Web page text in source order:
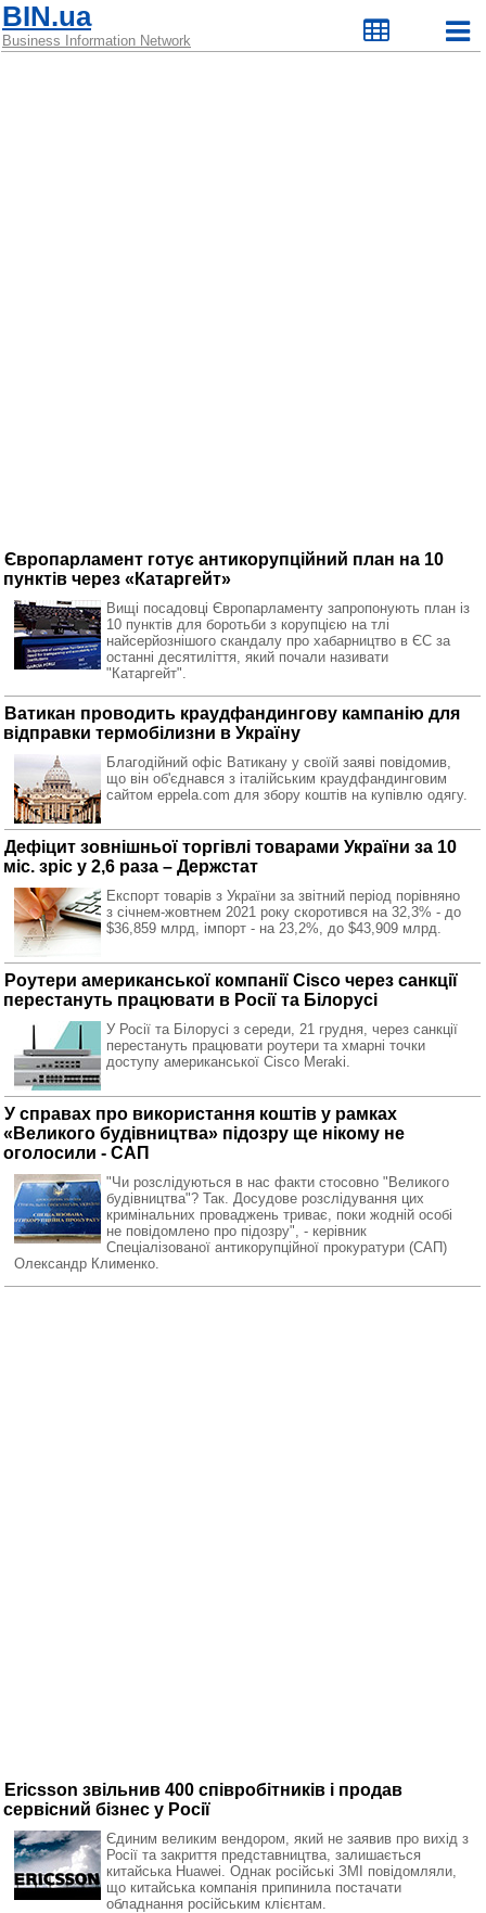
BIN.ua
Business Information Network
Європарламент готує антикорупційний план на 10
пунктів через «Катаргейт»
Вищі посадовці Європарламенту запропонують план із
10 пунктів для боротьби з корупцією на тлі
найсерйознішого скандалу про хабарництво в ЄС за
останні десятиліття, який почали називати
"Катаргейт".
Ватикан проводить краудфандингову кампанію для
відправки термобілизни в Україну
Благодійний офіс Ватикану у своїй заяві повідомив,
що він об'єднався з італійським краудфандинговим
сайтом eppela.com для збору коштів на купівлю одягу.
Дефіцит зовнішньої торгівлі товарами України за 10
міс. зріс у 2,6 раза – Держстат
Eкспорт товарів з України за звітний період порівняно
з січнем-жовтнем 2021 року скоротився на 32,3% - до
$36,859 млрд, імпорт - на 23,2%, до $43,909 млрд.
Роутери американської компанії Cisco через санкції
перестануть працювати в Росії та Білорусі
У Росії та Білорусі з середи, 21 грудня, через санкції
перестануть працювати роутери та хмарні точки
доступу американської Cisco Meraki.
У справах про використання коштів у рамках
«Великого будівництва» підозру ще нікому не
оголосили - САП
"Чи розслідуються в нас факти стосовно "Великого
будівництва"? Так. Досудове розслідування цих
кримінальних проваджень триває, поки жодній особі
не повідомлено про підозру", - керівник
Спеціалізованої антикорупційної прокуратури (САП)
Олександр Клименко.
Ericsson звільнив 400 співробітників і продав
сервісний бізнес у Росії
Єдиним великим вендором, який не заявив про вихід з
Росії та закриття представництва, залишається
китайська Huawei. Однак російські ЗМІ повідомляли,
що китайська компанія припинила постачати
обладнання російським клієнтам.